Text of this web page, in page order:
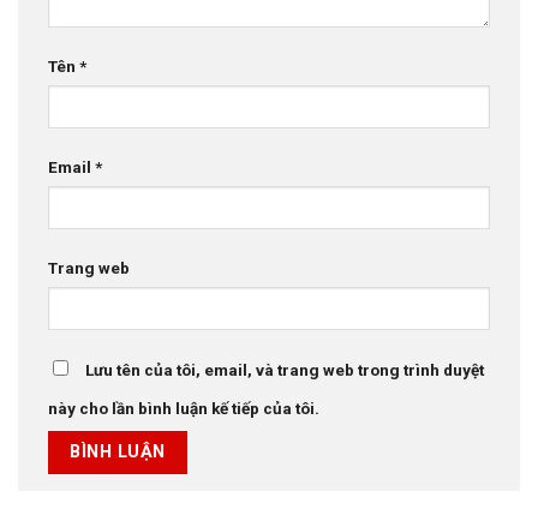
Tên *
Email *
Trang web
Lưu tên của tôi, email, và trang web trong trình duyệt
này cho lần bình luận kế tiếp của tôi.